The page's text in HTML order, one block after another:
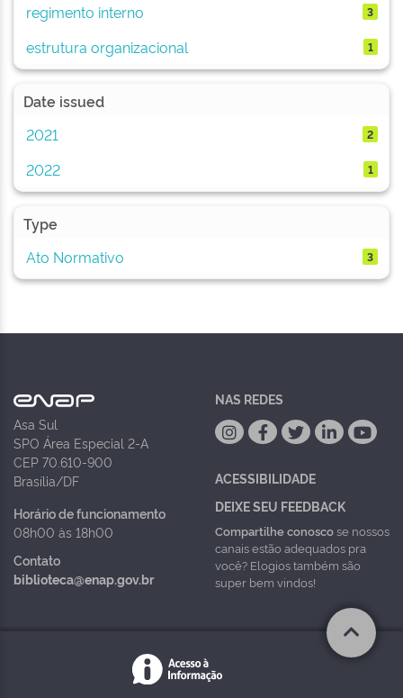
regimento interno 3
estrutura organizacional 1
Date issued
2021
2
2022 1
Type
Ato Normativo
3
Asa Sul
SPO Área Especial 2-A
CEP 70.610-900
Brasília/DF
Horário de funcionamento
08h00 às 18h00
Contato
biblioteca@enap.gov.br
NAS REDES
ACESSIBILIDADE
DEIXE SEU FEEDBACK
Compartilhe conoscose nossos
canais estão adequados pra
você? Elogios também são
super bem vindos!